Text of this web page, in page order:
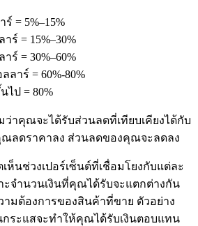
ร์ = 5%–15%
าร์ = 15%–30%
าร์ = 30%–60%
ลลาร์ = 60%-80%
ไป = 80%
าคุณจะได้รับส่วนลดที่เทียบเคียงได้กับ
ณลดราคาลง ส่วนลดของคุณจะลดลง
ห็นช่วงเปอร์เซ็นต์ที่เชื่อมโยงกับแต่ละ
ะจำนวนเงินที่คุณได้รับจะแตกต่างกัน
มต้องการของสินค้าที่ขาย ตัวอย่าง
กระแสจะทำให้คุณได้รับเงินตอบแทน